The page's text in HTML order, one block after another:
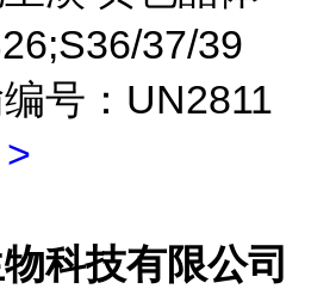
37/39
号：UN2811
科技有限公司